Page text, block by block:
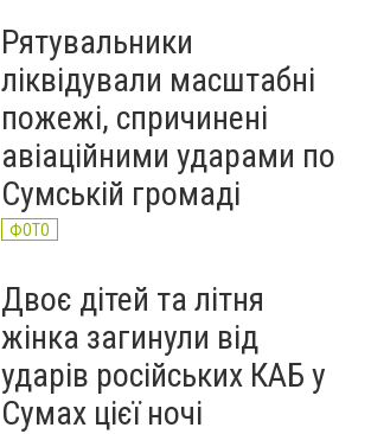
Рятувальники
ліквідували масштабні
пожежі, спричинені
авіаційними ударами по
Сумській громаді
ФОТО
Двоє дітей та літня
жінка загинули від
ударів російських КАБ у
Сумах цієї ночі